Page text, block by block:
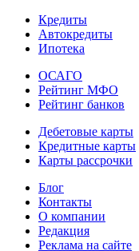
Кредиты
Автокредиты
Ипотека
ОСАГО
Рейтинг МФО
Рейтинг банков
Дебетовые карты
Кредитные карты
Карты рассрочки
Блог
Контакты
О компании
Редакция
Реклама на сайте